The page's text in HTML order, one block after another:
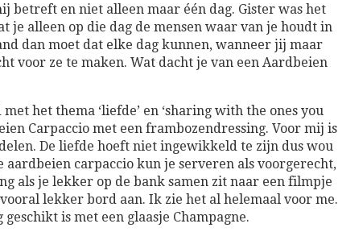
betreft en niet alleen maar één dag. Gister was het
je alleen op die dag de mensen waar van je houdt in
dan moet dat elke dag kunnen, wanneer jij maar
voor ze te maken. Wat dacht je van een Aardbeien
het thema ‘liefde’ en ‘sharing with the ones you
Carpaccio met een frambozendressing. Voor mij is
De liefde hoeft niet ingewikkeld te zijn dus wou
aardbeien carpaccio kun je serveren als voorgerecht,
als je lekker op de bank samen zit naar een filmpje
lekker bord aan. Ik zie het al helemaal voor me.
is met een glaasje Champagne.